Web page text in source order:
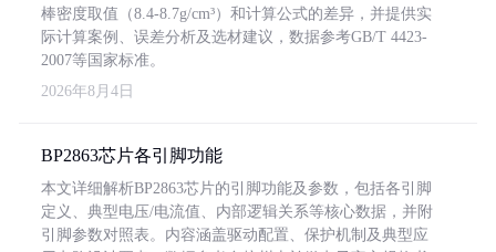
棒密度取值（8.4-8.7g/cm³）和计算公式的差异，并提供实
际计算案例、误差分析及选材建议，数据参考GB/T 4423-
2007等国家标准。
2026年8月4日
BP2863芯片各引脚功能
本文详细解析BP2863芯片的引脚功能及参数，包括各引脚
定义、典型电压/电流值、内部逻辑关系等核心数据，并附
引脚参数对照表。内容涵盖驱动配置、保护机制及典型应